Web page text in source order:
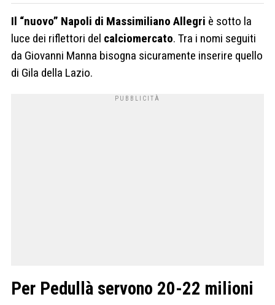
Il “nuovo” Napoli di Massimiliano Allegri è sotto la
luce dei riflettori del calciomercato. Tra i nomi seguiti
da Giovanni Manna bisogna sicuramente inserire quello
di Gila della Lazio.
Per Pedullà servono 20-22 milioni